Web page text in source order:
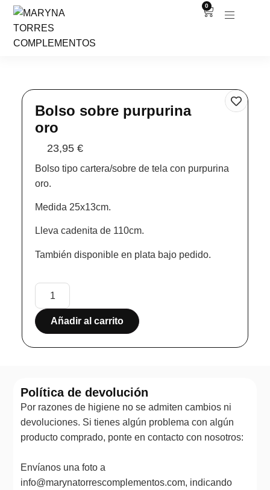
0
Bolso sobre purpurina
oro
23,95€
Bolso tipo cartera/sobre de tela con purpurina
oro.
Medida 25x13cm.
Lleva cadenita de 110cm.
También disponible en plata bajo pedido.
Añadir al carrito
Política de devolución
Por razones de higiene no se admiten cambios ni
devoluciones. Si tienes algún problema con algún
producto comprado, ponte en contacto con nosotros:
Envíanos una foto a
info@marynatorrescomplementos.com, indicando